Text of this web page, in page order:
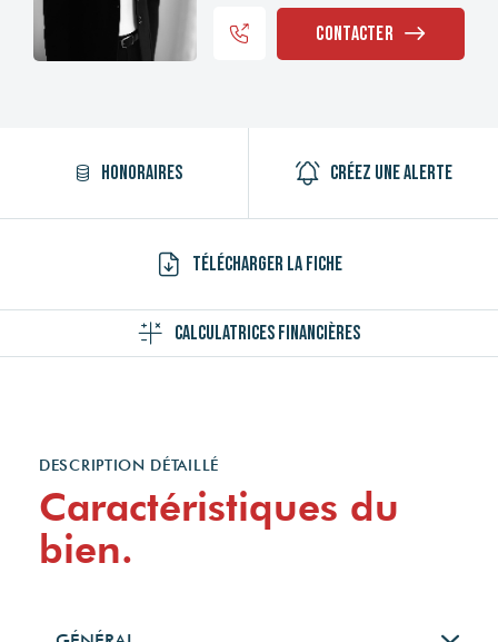
Contacter
Honoraires Créez une alerte
Télécharger la fiche
Calculatrices financières
DESCRIPTION DÉTAILLÉ
Caractéristiques du
bien.